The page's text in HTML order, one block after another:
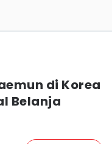
di Korea
Belanja